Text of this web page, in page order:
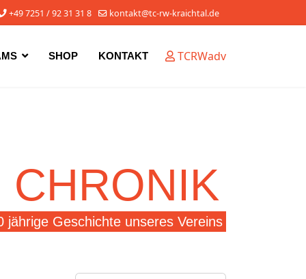
+49 7251 / 92 31 31 8 kontakt@tc-rw-kraichtal.de
SHOP KONTAKT TCRWadv
CHRONIK
jährige Geschichte unseres Vereins